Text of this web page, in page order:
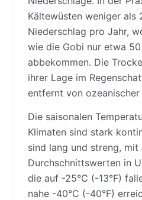
Kältewüsten weniger als
Niederschlag pro Jahr,
wie die Gobi nur etwa
abbekommen. Die
ihrer Lage im
entfernt von ozeanischer
Die saisonalen
Klimaten sind stark
sind lang und streng, mit
Durchschnittswerten in
die auf -25°C (-13°F)
nahe -40°C (-40°F)